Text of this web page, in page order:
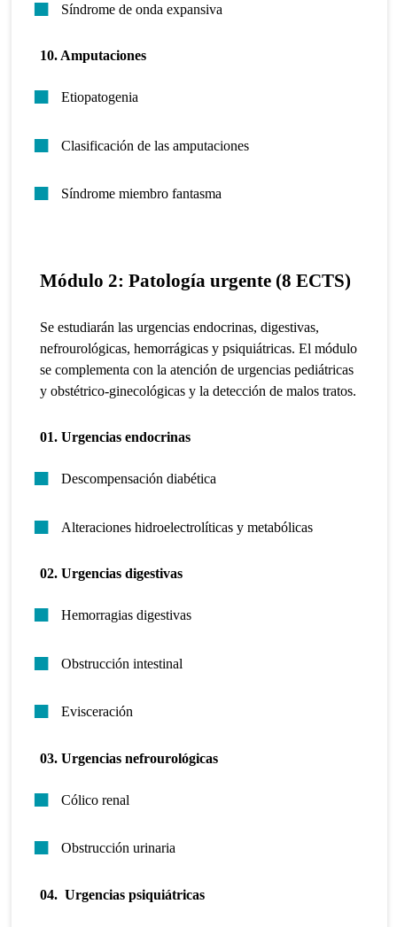
Síndrome de onda expansiva
10. Amputaciones
Etiopatogenia
Clasificación de las amputaciones
Síndrome miembro fantasma
Módulo 2: Patología urgente (8 ECTS)
Se estudiarán las urgencias endocrinas, digestivas,
nefrourológicas, hemorrágicas y psiquiátricas. El módulo
se complementa con la atención de urgencias pediátricas
y obstétrico-ginecológicas y la detección de malos tratos.
01. Urgencias endocrinas
Descompensación diabética
Alteraciones hidroelectrolíticas y metabólicas
02. Urgencias digestivas
Hemorragias digestivas
Obstrucción intestinal
Evisceración
03. Urgencias nefrourológicas
Cólico renal
Obstrucción urinaria
04. Urgencias psiquiátricas